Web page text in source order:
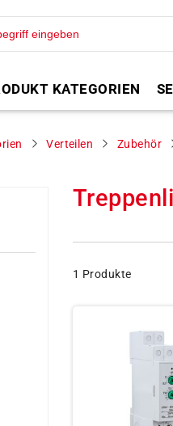
KATEGORIEN
Verteilen Zubehör
1 Produkte